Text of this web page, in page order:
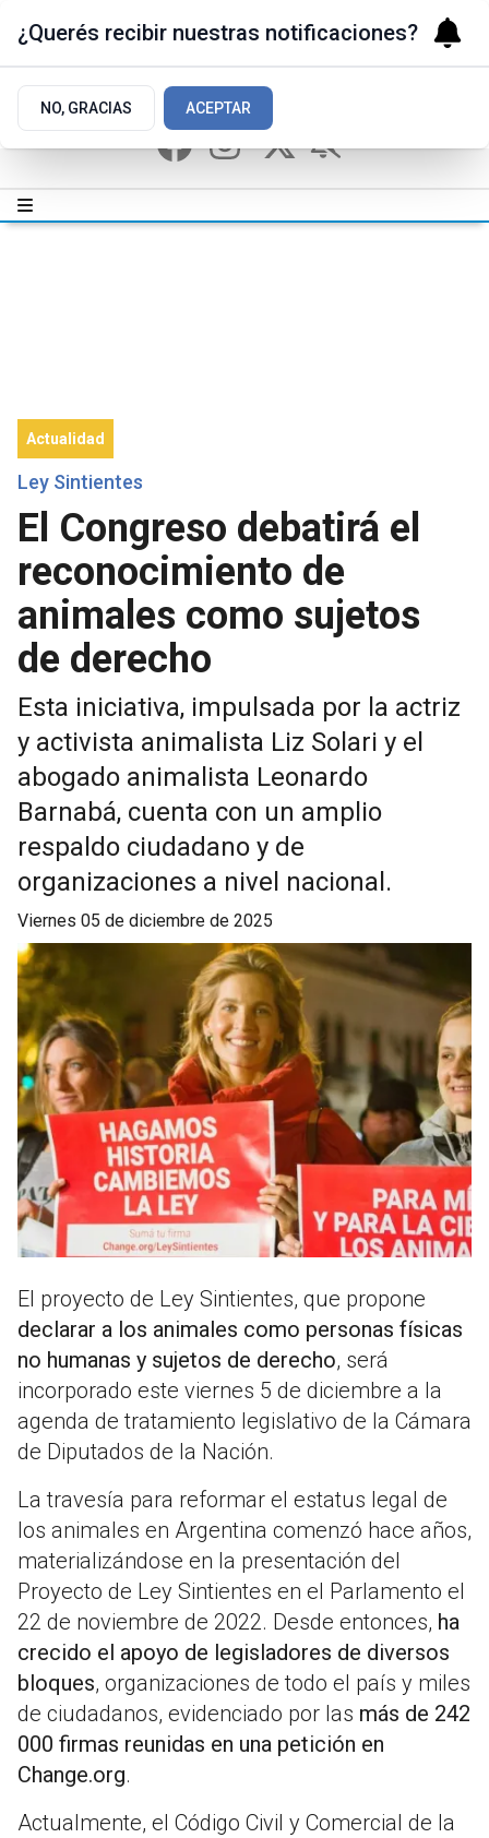
Actualidad
Ley Sintientes
El Congreso debatirá el
reconocimiento de
animales como sujetos
de derecho
Esta iniciativa, impulsada por la actriz
y activista animalista Liz Solari y el
abogado animalista Leonardo
Barnabá, cuenta con un amplio
respaldo ciudadano y de
organizaciones a nivel nacional.
viernes 05 de diciembre de 2025
El proyecto de Ley Sintientes, que propone
declarar a los animales como personas físicas
no humanas y sujetos de derecho, será
incorporado este viernes 5 de diciembre a la
agenda de tratamiento legislativo de la Cámara
de Diputados de la Nación.
La travesía para reformar el estatus legal de
los animales en Argentina comenzó hace años,
materializándose en la presentación del
Proyecto de Ley Sintientes en el Parlamento el
22 de noviembre de 2022. Desde entonces, ha
crecido el apoyo de legisladores de diversos
bloques, organizaciones de todo el país y miles
de ciudadanos, evidenciado por las más de 242
000 firmas reunidas en una petición en
Change.org.
Actualmente, el Código Civil y Comercial de la
¿Querés recibir nuestras notificaciones?
NO, GRACIAS ACEPTAR